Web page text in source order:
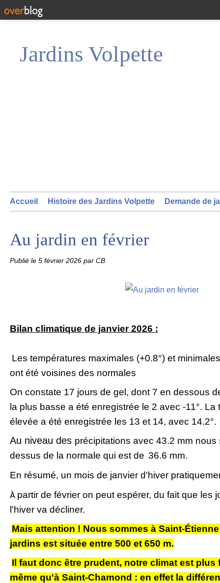
Jardins Volpette
Accueil Histoire des Jardins Volpette Demande de
Au jardin en février
Publié le 5 février 2026 par CB
Bilan climatique de janvier 2026 :
Les températures maximales (+0.8°) et
ont été voisines des normales
On constate 17 jours de gel, dont 7 en dessous
la plus basse a été enregistrée le 2 avec -11°. La
élevée a été enregistrée les 13 et 14, avec 14.2°.
Au niveau des précipitations avec 43.2 mm nous
dessus de la normale qui est de 36.6 mm.
En résumé, un mois de janvier d'hiver
À partir de février on peut espérer, du fait que les
l'hiver va décliner.
Mais attention ! Nous sommes à Saint-É
jardins est située entre 500 et 650 m.
Il faut donc être prudent, notre climat est
même qu'à Saint-Chamond : en effet la